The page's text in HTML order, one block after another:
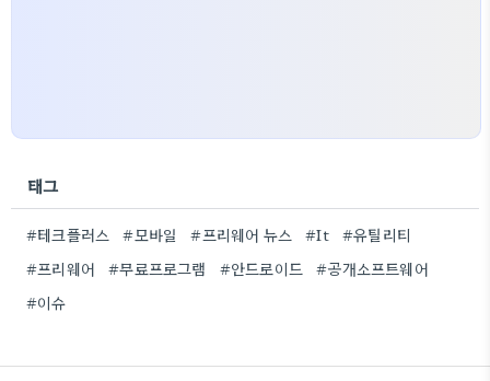
태그
#테크플러스 #모바일 #프리웨어 뉴스 #It
#유틸리티
#프리웨어
#무료프로그램 #안드로이드
#공개소프트웨어
#이슈